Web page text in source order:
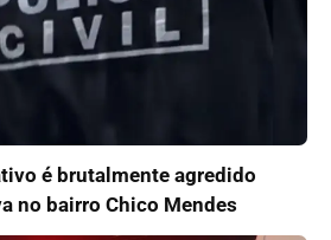
é brutalmente agredido
no bairro Chico Mendes